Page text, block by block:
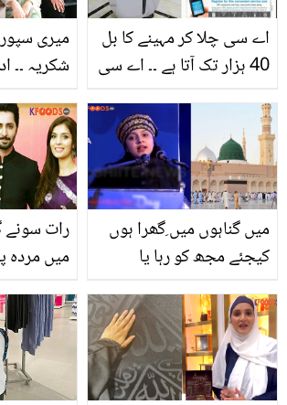
میری
شکریہ ۔۔
خان کا
ہے؟
اے سی چلا کر مہینے کا بل
40 ہزار تک آتا ہے ۔۔ اے سی
لگائیں جس سے بجلی کا بل
بھی کم آئے اور گرمی میں
ٹھنڈک بھی بھرپور ملے
رات سونے
میں مردہ
سعیدہ
انتقال
میں گناہوں میں ِگھرا ہوں
کیجئے مجھ کو رہا یا
کا منفرد انداز میں رسول
ﷺ سے اظہار محبت کی
ویڈیو وائرل